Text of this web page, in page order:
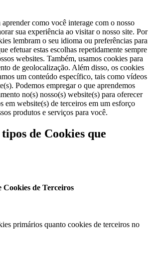
como você interage com o nosso
sua experiência ao visitar o nosso site. Por
lembram o seu idioma ou preferências para
efetuar estas escolhas repetidamente sempre
websites. Também, usamos cookies para
de geolocalização. Além disso, os cookies
um conteúdo específico, tais como vídeos
Podemos empregar o que aprendemos
no(s) nosso(s) website(s) para oferecer
em website(s) de terceiros em um esforço
produtos e serviços para você.
de Cookies que
de Terceiros
primários quanto cookies de terceiros no